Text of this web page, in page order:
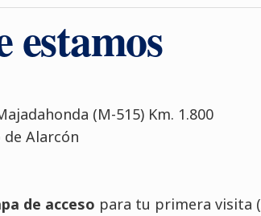
estamos
(M-515) Km. 1.800
de Alarcón
de acceso para tu primera visita (